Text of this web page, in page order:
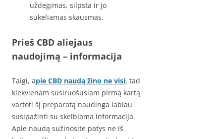
uždegimas, silpsta ir jo
sukeliamas skausmas.
Prieš CBD aliejaus
naudojimą – informacija
Taigi, apie CBD naudą žino ne visi, tad
kiekvienam susiruošusiam pirmą kartą
vartoti šį preparatą naudinga labiau
susipažinti su skelbiama informacija.
Apie naudą sužinosite patys ne iš